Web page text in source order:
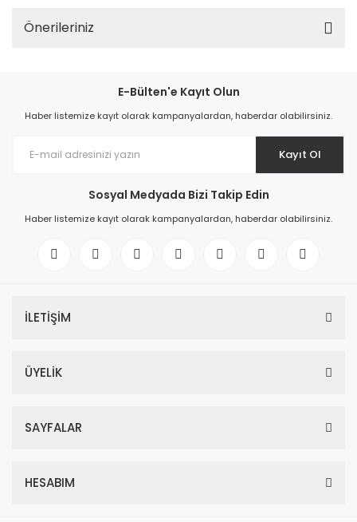
Önerileriniz
E-Bülten'e Kayıt Olun
Haber listemize kayıt olarak kampanyalardan, haberdar olabilirsiniz.
Kayıt Ol
Sosyal Medyada Bizi Takip Edin
Haber listemize kayıt olarak kampanyalardan, haberdar olabilirsiniz.
İLETİŞİM
ÜYELİK
SAYFALAR
HESABIM